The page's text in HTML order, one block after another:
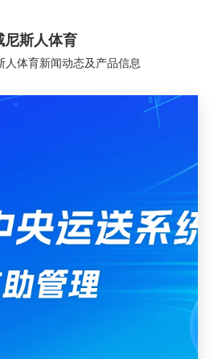
尼斯人体育
人体育新闻动态及产品信息